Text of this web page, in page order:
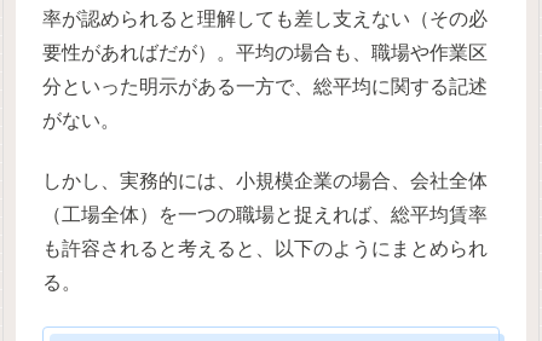
率が認められると理解しても差し支えない（その必
要性があればだが）。平均の場合も、職場や作業区
分といった明示がある一方で、総平均に関する記述
がない。
しかし、実務的には、小規模企業の場合、会社全体
（工場全体）を一つの職場と捉えれば、総平均賃率
も許容されると考えると、以下のようにまとめられ
る。